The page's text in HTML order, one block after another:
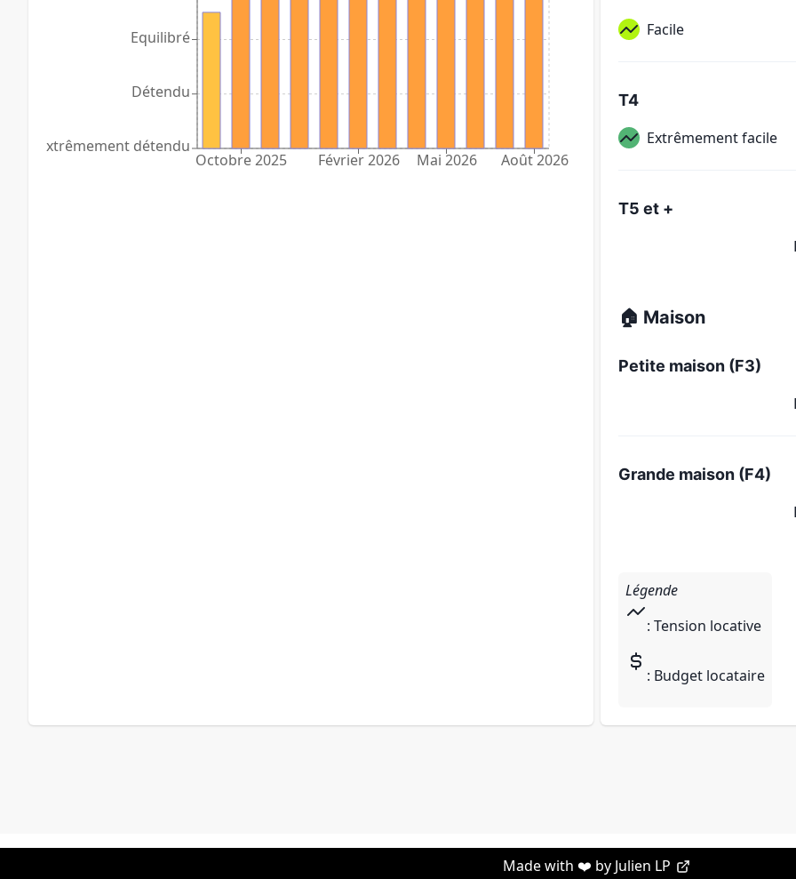
Octobre 2025 Février 2026 Mai 2026 Août 2026
Extrêmement détendu
Détendu
Equilibré Facile
T4
Extrêmement facile
T5 et +
🏠 Maison
Petite maison (F3)
Grande maison (F4)
Légende
: Tension locative
: Budget locataire
Made with ❤️ by Julien LP